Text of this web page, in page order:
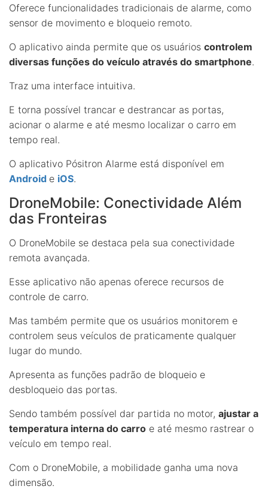
Oferece funcionalidades tradicionais de alarme, como
sensor de movimento e bloqueio remoto.
O aplicativo ainda permite que os usuários controlem
diversas funções do veículo através do smartphone.
Traz uma interface intuitiva.
E torna possível trancar e destrancar as portas,
acionar o alarme e até mesmo localizar o carro em
tempo real.
O aplicativo Pósitron Alarme está disponível em
Android e iOS.
DroneMobile: Conectividade Além
das Fronteiras
O DroneMobile se destaca pela sua conectividade
remota avançada.
Esse aplicativo não apenas oferece recursos de
controle de carro.
Mas também permite que os usuários monitorem e
controlem seus veículos de praticamente qualquer
lugar do mundo.
Apresenta as funções padrão de bloqueio e
desbloqueio das portas.
Sendo também possível dar partida no motor, ajustar a
temperatura interna do carro e até mesmo rastrear o
veículo em tempo real.
Com o DroneMobile, a mobilidade ganha uma nova
dimensão.